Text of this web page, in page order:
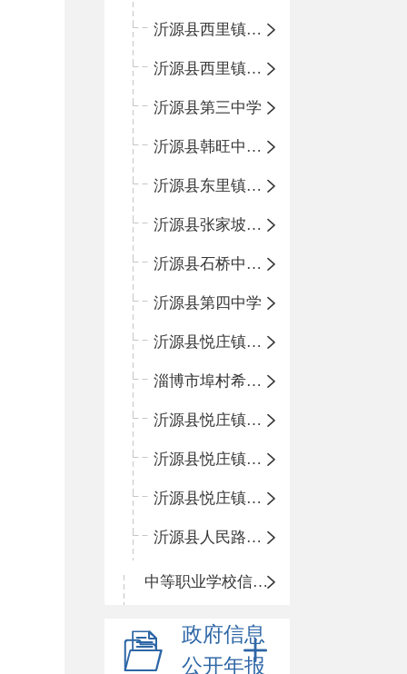
沂源县西里镇金星完全小学
沂源县西里镇团圆小学
沂源县第三中学
沂源县韩旺中心学校
沂源县东里镇中心小学
沂源县张家坡中心学校
沂源县石桥中心学校
沂源县第四中学
沂源县悦庄镇中心小学
淄博市埠村希望小学
沂源县悦庄镇青龙山小学
沂源县悦庄镇鲍庄完小
沂源县悦庄镇赵庄小学
沂源县人民路小学
中等职业学校信息公开
政府信息
公开年报